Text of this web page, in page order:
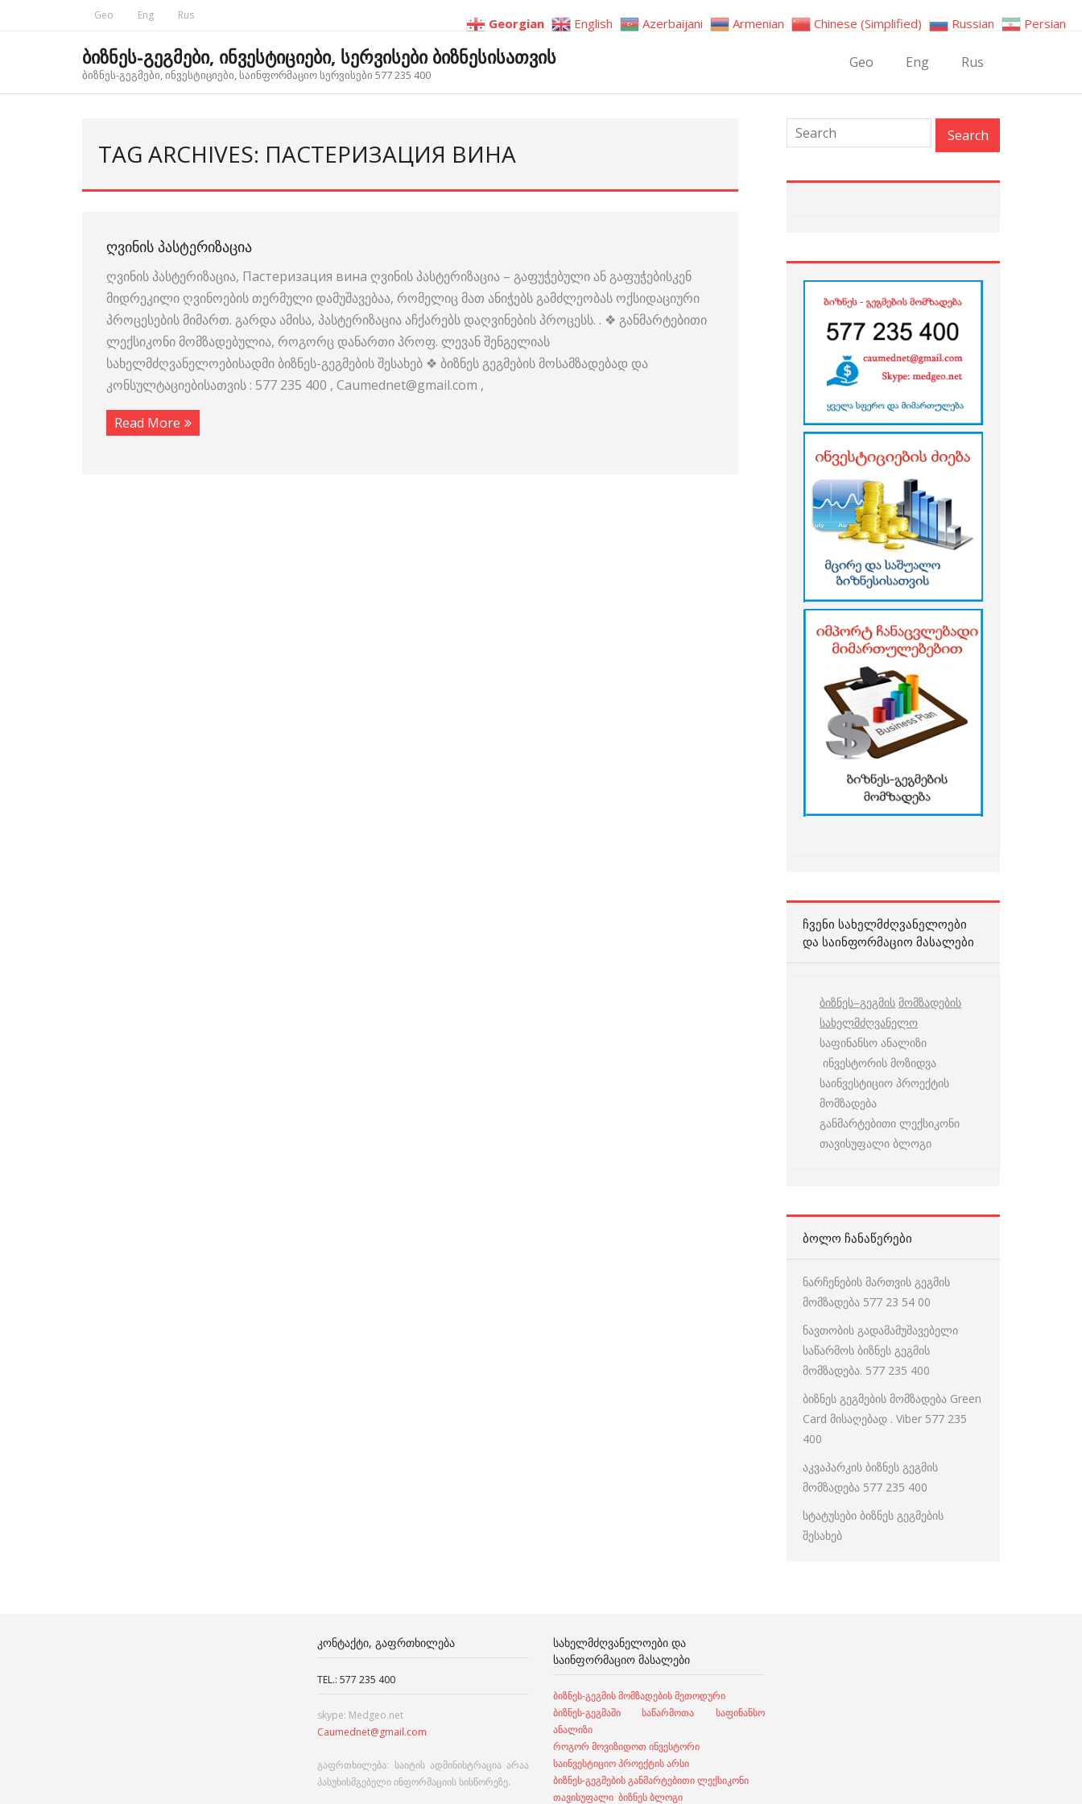
Geo Eng Rus
ბიზნეს-გეგმები, ინვესტიციები, სერვისები ბიზნესისათვის
ბიზნეს-გეგმები, ინვესტიციები, საინფორმაციო სერვისები 577 235 400
Geo Eng Rus
TAG ARCHIVES: ПАСТЕРИЗАЦИЯ ВИНА
ᲦᲕᲘᲜᲘᲡ ᲞᲐᲡᲢᲔᲠᲘᲖᲐᲪᲘᲐ
ღვინის პასტერიზაცია, Пастеризация вина ღვინის პასტერიზაცია – გაფუჭებული ან გაფუჭებისკენ
მიდრეკილი ღვინოების თერმული დამუშავებაა, რომელიც მათ ანიჭებს გამძლეობას ოქსიდაციური
პროცესების მიმართ. გარდა ამისა, პასტერიზაცია აჩქარებს დაღვინების პროცესს. . ❖ განმარტებითი
ლექსიკონი მომზადებულია, როგორც დანართი პროფ. ლევან შენგელიას
სახელმძღვანელოებისადმი ბიზნეს-გეგმების შესახებ ❖ ბიზნეს გეგმების მოსამზადებად და
კონსულტაციებისათვის : 577 235 400 , Caumednet@gmail.com ,
Read More
ᲩᲕᲔᲜᲘ ᲡᲐᲮᲔᲚᲛᲫᲦᲕᲐᲜᲔᲚᲝᲔᲑᲘ
ᲓᲐ ᲡᲐᲘᲜᲤᲝᲠᲛᲐᲪᲘᲝ ᲛᲐᲡᲐᲚᲔᲑᲘ
ბიზნეს–გეგმის მომზადების
სახელმძღვანელო
საფინანსო ანალიზი
ინვესტორის მოზიდვა
საინვესტიციო პროექტის
მომზადება
განმარტებითი ლექსიკონი
თავისუფალი ბლოგი
ᲑᲝᲚᲝ ᲩᲐᲜᲐᲬᲔᲠᲔᲑᲘ
ნარჩენების მართვის გეგმის
მომზადება 577 23 54 00
ნავთობის გადამამუშავებელი
საწარმოს ბიზნეს გეგმის
მომზადება. 577 235 400
ბიზნეს გეგმების მომზადება Green
Card მისაღებად . Viber 577 235
400
აკვაპარკის ბიზნეს გეგმის
მომზადება 577 235 400
სტატუსები ბიზნეს გეგმების
შესახებ
ᲙᲝᲜᲢᲐᲥᲢᲘ, ᲒᲐᲤᲠᲗᲮᲘᲚᲔᲑᲐ
TEL.: 577 235 400
skype: Medgeo.net
Caumednet@gmail.com
გაფრთხილება: საიტის ადმინისტრაცია არაა
პასუხისმგებელი ინფორმაციის სისწორეზე.
ᲡᲐᲮᲔᲚᲛᲫᲦᲕᲐᲜᲔᲚᲝᲔᲑᲘ ᲓᲐ
ᲡᲐᲘᲜᲤᲝᲠᲛᲐᲪᲘᲝ ᲛᲐᲡᲐᲚᲔᲑᲘ
ბიზნეს-გეგმის მომზადების მეთოდური
ბიზნეს-გეგმაში საწარმოთა საფინანსო
ანალიზი
როგორ მოვიზიდოთ ინვესტორი
საინვესტიციო პროექტის არსი
ბიზნეს-გეგმების განმარტებითი ლექსიკონი
თავისუფალი ბიზნეს ბლოგი
Georgian English Azerbaijani Armenian Chinese (Simplified) Russian Persian